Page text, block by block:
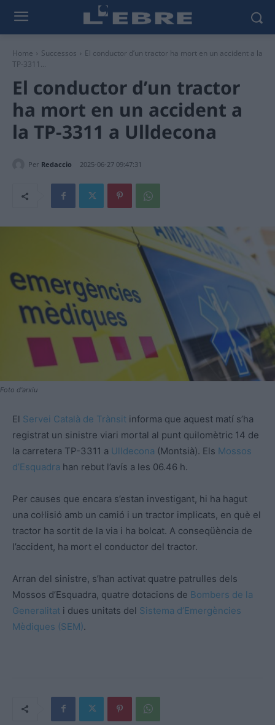
Home Successos
El conductor d’un tractor ha mort en un accident a la
TP-3311...
El conductor d’un tractor
ha mort en un accident a
la TP-3311 a Ulldecona
Per Redaccio 2025-06-27 09:47:31
Foto d'arxiu
El Servei Català de Trànsit informa que aquest matí s’ha
registrat un sinistre viari mortal al punt quilomètric 14 de
la carretera TP-3311 a Ulldecona (Montsià). Els Mossos
d’Esquadra han rebut l’avís a les 06.46 h.
Per causes que encara s’estan investigant, hi ha hagut
una col·lisió amb un camió i un tractor implicats, en què el
tractor ha sortit de la via i ha bolcat. A conseqüència de
l’accident, ha mort el conductor del tractor.
Arran del sinistre, s’han activat quatre patrulles dels
Mossos d’Esquadra, quatre dotacions de Bombers de la
Generalitat i dues unitats del Sistema d’Emergències
Mèdiques (SEM).